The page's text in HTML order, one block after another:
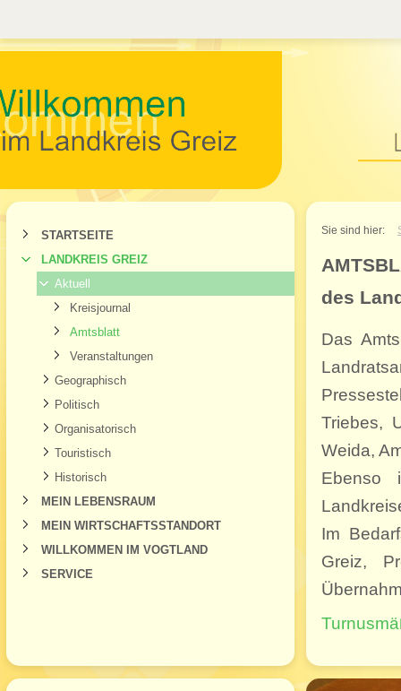
Willkommen im
STARTSEITE
LANDKREIS GREIZ
Aktuell
Kreisjournal
Amtsblatt
Veranstaltungen
Geographisch
Politisch
Organisatorisch
Touristisch
Historisch
MEIN LEBENSRAUM
MEIN WIRTSCHAFTSSTANDORT
WILLKOMMEN IM VOGTLAND
SERVICE
Sie sind hier:
des
Das
Triebes,
Weida,
Ebenso
Im
Greiz,